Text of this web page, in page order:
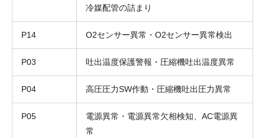
冷媒配管の詰まり
P14 O2センサー異常・O2センサー異常検出
P03 吐出温度保護警報・圧縮機吐出温度異常
P04 高圧圧力SW作動・圧縮機吐出圧力異常
P05
電源異常・電源異常欠相検知、AC電源異
常